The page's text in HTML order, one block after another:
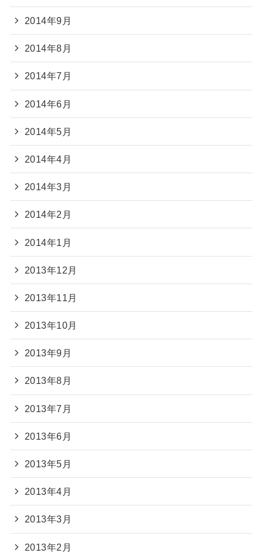
2014年9月
2014年8月
2014年7月
2014年6月
2014年5月
2014年4月
2014年3月
2014年2月
2014年1月
2013年12月
2013年11月
2013年10月
2013年9月
2013年8月
2013年7月
2013年6月
2013年5月
2013年4月
2013年3月
2013年2月